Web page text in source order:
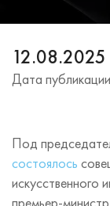
12.08.2025
Дата публикации
Под
состоялось
искусственного